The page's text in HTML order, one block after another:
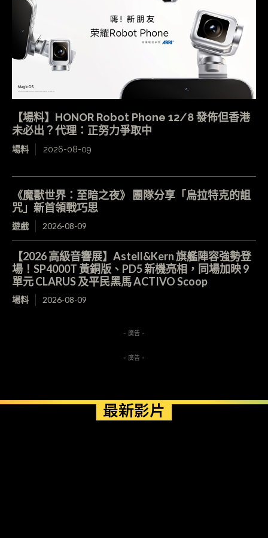
【場料】HONOR Robot Phone 12/8 發佈但香港
未必出？代理：正努力爭取中
場料 2026-08-09
《魔獸世界：至暗之夜》 團隊分享「烏拉特克的詛
咒」新首領戰巧思
遊戲 2026-08-09
【2026 高級音響展】Astell&Kern 旗艦陣容強勢登
場！SP4000T 黃銅版、PD5 新機亮相，同場加映 9
單元 CLARUS 及平民黑馬 ACTIVO Scoop
場料 2026-08-09
- 廣告 -
- 廣告 -
最新影片